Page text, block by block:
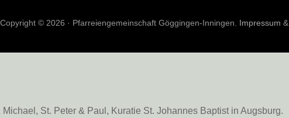
Copyright © 2026 · Pfarreiengemeinschaft Göggingen-Inningen. Impressum &
St. Peter & Paul, Kuratie St. Johannes Baptist in Augsburg.